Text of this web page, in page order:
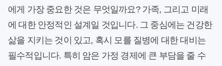
에게 가장 중요한 것은 무엇일까요? 가족, 그리고 미래
에 대한 안정적인 설계일 것입니다. 그 중심에는 건강한
삶을 지키는 것이 있고, 혹시 모를 질병에 대한 대비는
필수적입니다. 특히 암은 가정 경제에 큰 부담을 줄 수